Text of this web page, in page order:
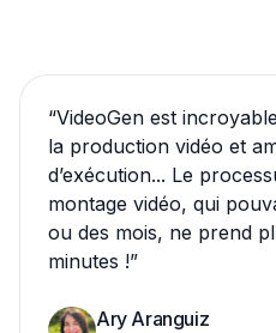
“VideoGen est
la production vidéo et
d’exécution... Le
montage vidéo, qui
ou des mois, ne prend
minutes !”
Ary Aranguiz